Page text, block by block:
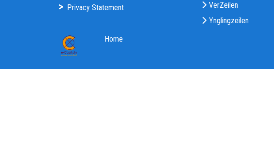
> Privacy Statement
VerZeilen
Ynglingzeilen
Home